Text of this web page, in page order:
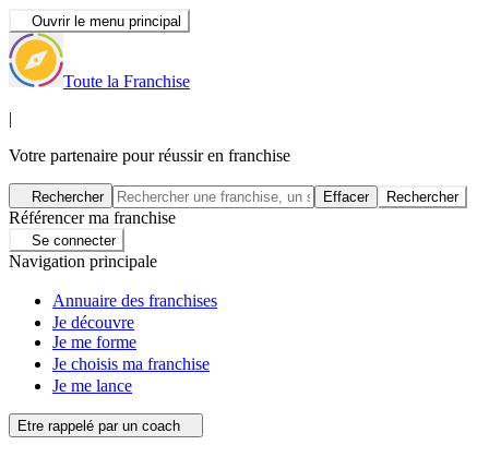
Ouvrir le menu principal
Toute la Franchise
|
Votre partenaire pour réussir en franchise
Rechercher Effacer Rechercher
Référencer ma franchise
Se connecter
Navigation principale
Annuaire des franchises
Je découvre
Je me forme
Je choisis ma franchise
Je me lance
Etre rappelé par un coach